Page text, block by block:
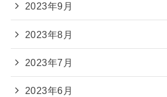
2023年9月
2023年8月
2023年7月
2023年6月